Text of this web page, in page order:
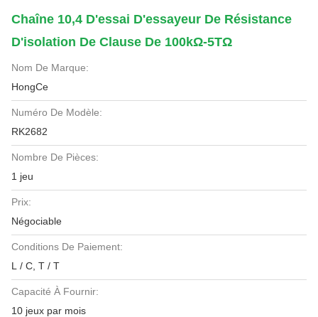
Chaîne 10,4 D'essai D'essayeur De Résistance
D'isolation De Clause De 100kΩ-5TΩ
Nom De Marque:
HongCe
Numéro De Modèle:
RK2682
Nombre De Pièces:
1 jeu
Prix:
Négociable
Conditions De Paiement:
L / C, T / T
Capacité À Fournir:
10 jeux par mois